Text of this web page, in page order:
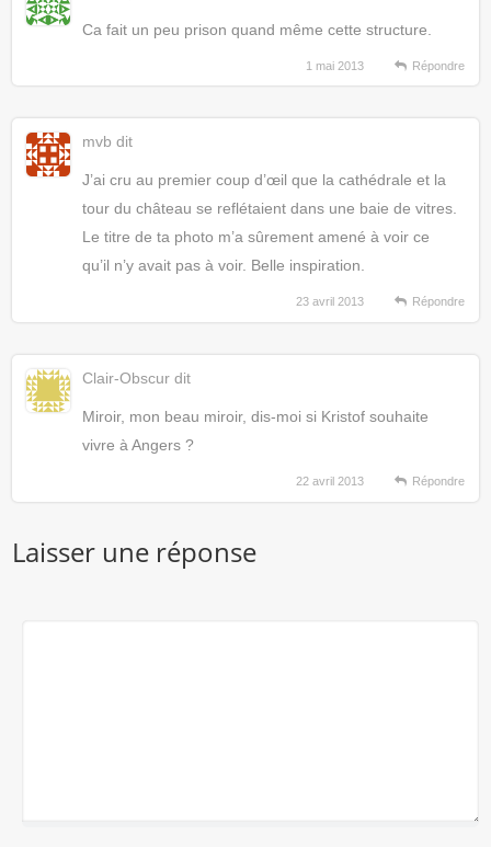
Ca fait un peu prison quand même cette structure.
1 mai 2013 Répondre
mvb dit
J’ai cru au premier coup d’œil que la cathédrale et la
tour du château se reflétaient dans une baie de vitres.
Le titre de ta photo m’a sûrement amené à voir ce
qu’il n’y avait pas à voir. Belle inspiration.
23 avril 2013 Répondre
Clair-Obscur dit
Miroir, mon beau miroir, dis-moi si Kristof souhaite
vivre à Angers ?
22 avril 2013 Répondre
Laisser une réponse